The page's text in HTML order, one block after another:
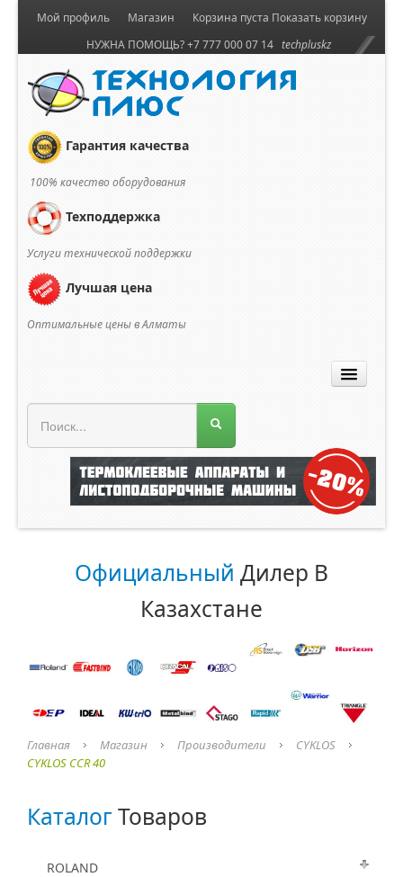
Корзина пуста Показать корзину
Мой профиль
Магазин
НУЖНА ПОМОЩЬ? +7 777 000 07 14 techpluskz
Гарантия качества
100% качество оборудования
Техподдержка
Услуги технической поддержки
Лучшая цена
Оптимальные цены в Алматы
Официальный Дилер В
Казахстане
Главная Магазин Производители
CYKLOS
CYKLOS CCR 40
КаталогТоваров
ROLAND